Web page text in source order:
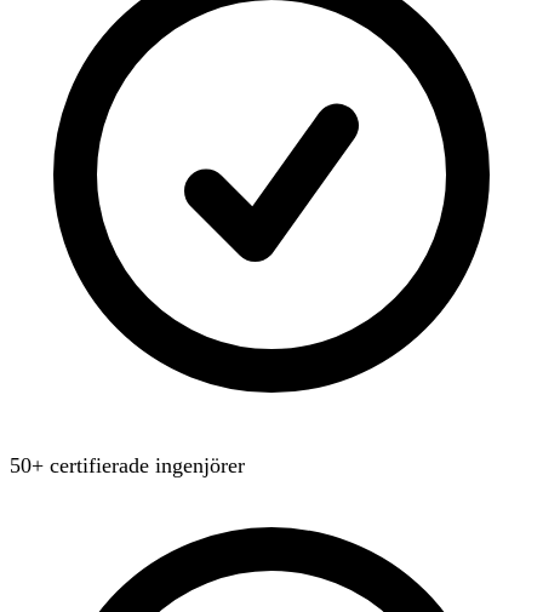
50+ certifierade ingenjörer